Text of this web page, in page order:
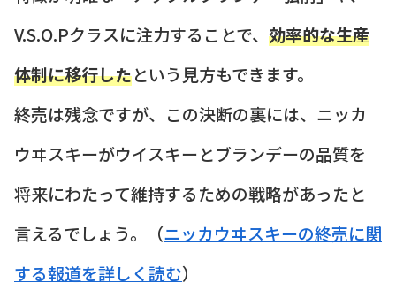
V.S.O.Pクラスに注力することで、 効率的な生産
体制に移行したという見方もできます。
終売は残念ですが、この決断の裏には、ニッカ
ウヰスキーがウイスキーとブランデーの品質を
将来にわたって維持するための戦略があったと
言えるでしょう。（ニッカウヰスキーの終売に関
する報道を詳しく読む）